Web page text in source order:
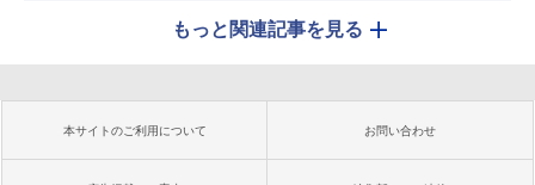
もっと関連記事を見る
本サイトのご利用について お問い合わせ